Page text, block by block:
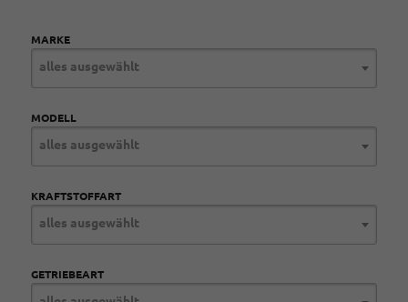
MARKE
alles ausgewählt
MODELL
alles ausgewählt
KRAFTSTOFFART
alles ausgewählt
GETRIEBEART